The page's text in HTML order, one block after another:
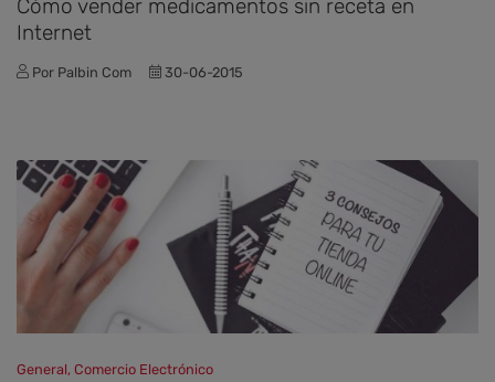
Cómo vender medicamentos sin receta en
Internet
Por Palbin Com 30-06-2015
General, Comercio Electrónico